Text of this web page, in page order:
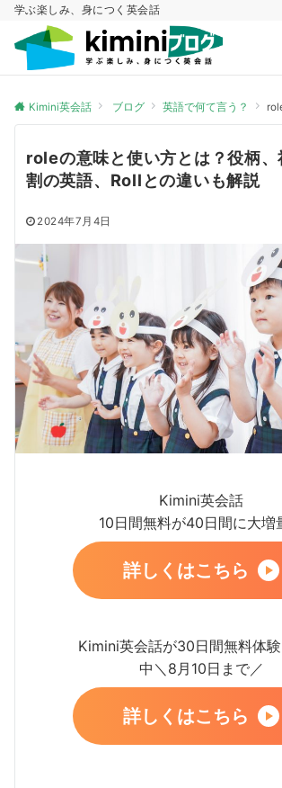
学ぶ楽しみ、身につく英会話
Kimini英会話 ブログ 英語で何て言う？ roleの意
roleの意味と使い方とは？役柄、
割の英語、Rollとの違いも解説
2024年7月4日
Kimini英会話
10日間無料が40日間に大増
詳しくはこちら
Kimini英会話が30日間無料体
中＼8月10日まで／
詳しくはこちら